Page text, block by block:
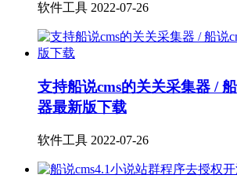
软件工具 2022-07-26
支持船说cms的关关采集器 /
器最新版下载
软件工具 2022-07-26